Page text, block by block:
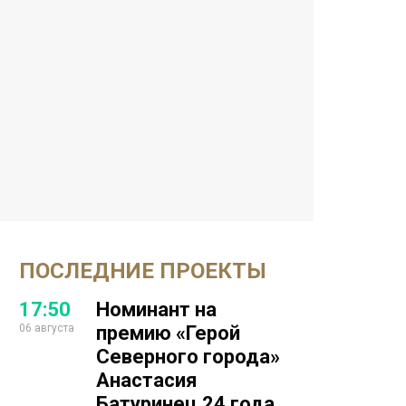
ПОСЛЕДНИЕ ПРОЕКТЫ
17:50
06 августа
Номинант на
премию «Герой
Северного города»
Анастасия